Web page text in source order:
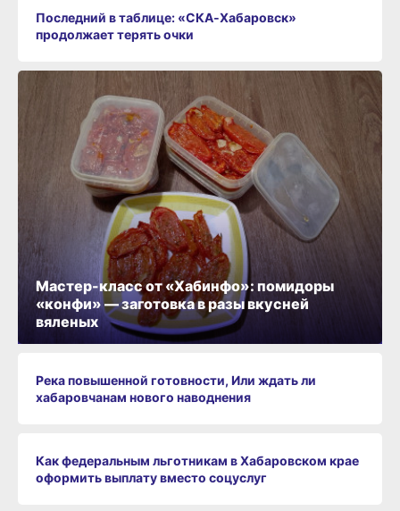
Последний в таблице: «СКА‑Хабаровск»
продолжает терять очки
Река повышенной готовности, Или ждать ли
хабаровчанам нового наводнения
Как федеральным льготникам в Хабаровском крае
оформить выплату вместо соцуслуг
Мастер-класс от «Хабинфо»: помидоры
«конфи» — заготовка в разы вкусней
вяленых